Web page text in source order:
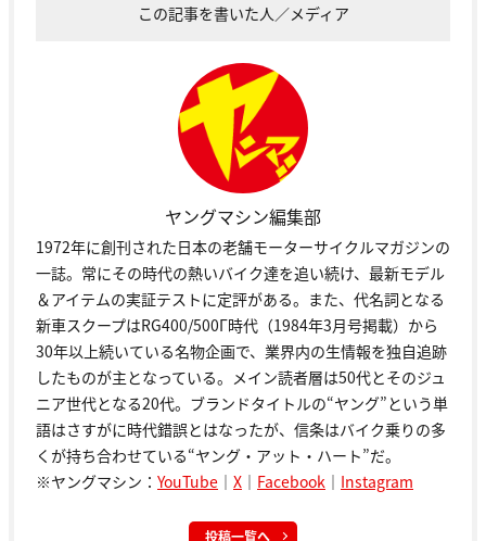
この記事を書いた人／メディア
ヤングマシン編集部
1972年に創刊された日本の老舗モーターサイクルマガジンの
一誌。常にその時代の熱いバイク達を追い続け、最新モデル
＆アイテムの実証テストに定評がある。また、代名詞となる
新車スクープはRG400/500Γ時代（1984年3月号掲載）から
30年以上続いている名物企画で、業界内の生情報を独自追跡
したものが主となっている。メイン読者層は50代とそのジュ
ニア世代となる20代。ブランドタイトルの“ヤング”という単
語はさすがに時代錯誤とはなったが、信条はバイク乗りの多
くが持ち合わせている“ヤング・アット・ハート”だ。
※ヤングマシン： YouTube ｜ X ｜ Facebook ｜ Instagram
投稿一覧へ